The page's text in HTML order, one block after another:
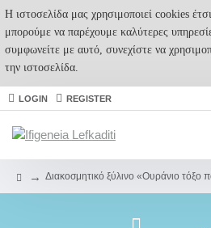
Η ιστοσελίδα μας χρησιμοποιεί cookies
μπορούμε να παρέχουμε καλύτερες
συμφωνείτε με αυτό, συνεχίστε να
την ιστοσελίδα.
LOGIN REGISTER
Διακοσμητικό ξύλινο «Ουράνιο τόξο